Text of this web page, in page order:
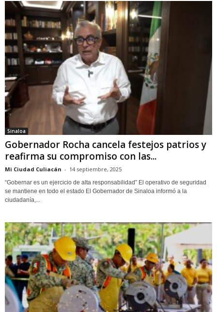
Sinaloa
Gobernador Rocha cancela festejos patrios y
reafirma su compromiso con las...
Mi Ciudad Culiacán - 14 septiembre, 2025
“Gobernar es un ejercicio de alta responsabilidad” El operativo de seguridad
se mantiene en todo el estado El Gobernador de Sinaloa informó a la
ciudadanía,...